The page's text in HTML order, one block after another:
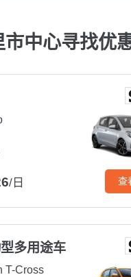
市中心寻找优
/日 查
多用途车
T-Cross